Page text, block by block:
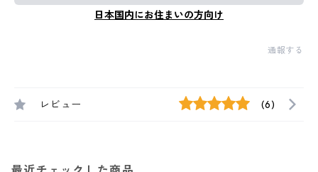
日本国内にお住まいの方向け
通報する
レビュー (6)